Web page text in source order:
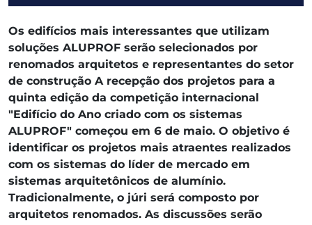
Os edifícios mais interessantes que utilizam
soluções ALUPROF serão selecionados por
renomados arquitetos e representantes do setor
de construção A recepção dos projetos para a
quinta edição da competição internacional
"Edifício do Ano criado com os sistemas
ALUPROF" começou em 6 de maio. O objetivo é
identificar os projetos mais atraentes realizados
com os sistemas do líder de mercado em
sistemas arquitetônicos de alumínio.
Tradicionalmente, o júri será composto por
arquitetos renomados. As discussões serão